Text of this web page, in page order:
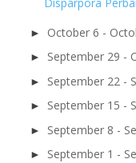
► October 6 -
► September 29 -
► September 22 -
► September 15 -
► September 8 -
► September 1 -